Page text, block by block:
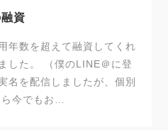
資
年数を超えて融資してくれ
した。 （僕のLINE＠に登
名を配信しましたが、個別
今でもお…